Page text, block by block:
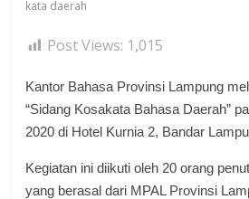
Bahasa
kata daerah
Post Views: 1,015
Kantor Bahasa Provinsi Lampung
“Sidang Kosakata Bahasa Daerah”
2020 di Hotel Kurnia 2, Bandar
Kegiatan ini diikuti oleh 20 orang
yang berasal dari MPAL Provinsi